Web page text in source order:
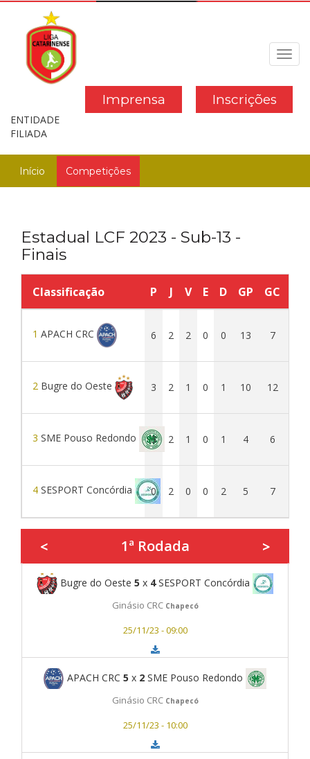
Inscrições
Imprensa
ENTIDADE
FILIADA
Início Competições
Estadual LCF 2023 - Sub-13 -
Finais
Classificação P J V E D GP GC
1 APACH CRC 6 2 2 0 0 13 7
2 Bugre do Oeste 3 2 1 0 1 10 12
3 SME Pouso Redondo 3 2 1 0 1 4 6
4 SESPORT Concórdia 0 2 0 0 2 5 7
< 1ª Rodada >
Bugre do Oeste 5 x 4SESPORT Concórdia
Ginásio CRC Chapecó
25/11/23 - 09:00
APACH CRC 5 x 2 SME Pouso Redondo
Ginásio CRC Chapecó
25/11/23 - 10:00